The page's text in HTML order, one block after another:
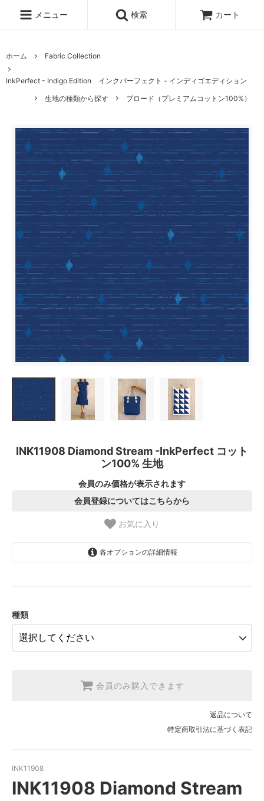
メニュー 検索 カート
ホーム Fabric Collection
InkPerfect - Indigo Edition インクパーフェクト - インディゴエディション
生地の種類から探す
ブロード（プレミアムコットン100%）
INK11908 Diamond Stream -InkPerfect コット
ン100% 生地
会員のみ価格が表示されます
会員登録についてはこちらから
お気に入り
各オプションの詳細情報
【2026/9/20〆10月発送予定分】
種類
会員のみ購入できます
返品について
特定商取引法に基づく表記
INK11908
INK11908 Diamond Stream